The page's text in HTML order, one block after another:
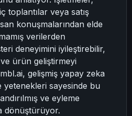
toplantılar veya satış
konuşmalarından elde
verilerden
deneyimini iyileştirebilir,
ve ürün geliştirmeyi
gelişmiş yapay zeka
yetenekleri sayesinde bu
ve eyleme
dönüştürüyor.